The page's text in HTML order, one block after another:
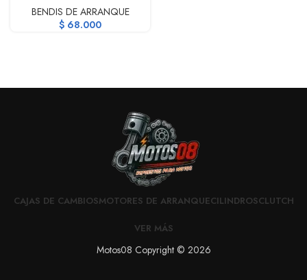
BENDIS DE ARRANQUE
$ 68.000
CAJAS DE CAMBIOSMOTORES DE ARRANQUECILINDROSCLUTCH
VER MÁS
Motos08 Copyright © 2026